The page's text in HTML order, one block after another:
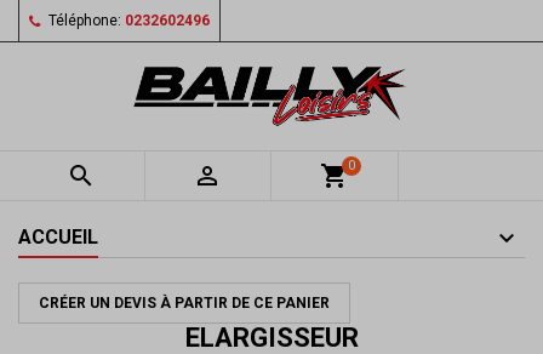
Téléphone: 0232602496
  shopping_cart0
ACCUEIL
CRÉER UN DEVIS À PARTIR DE CE PANIER
ELARGISSEUR